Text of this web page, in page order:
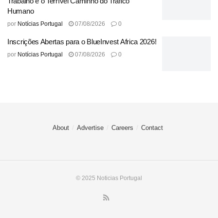
carreira. Apesar disso, a crescente atratividade de
Mirandela, impulsionada por investimentos em
desenvolvimento e infraestrutura, torna a cidade uma
opção cada vez mais viável e desejável para novos
residentes.
Humano
por Notícias Portugal 07/08/2026 0
Inscrições Abertas para o BlueInvest Africa 2026!
por Notícias Portugal 07/08/2026 0
About Advertise Careers Contact
© 2025 Noticias Portugal